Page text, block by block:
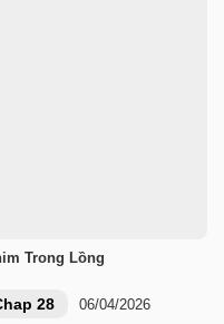
Trong Lồng
28 06/04/2026